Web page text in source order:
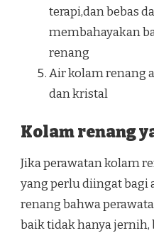
terapi,dan bebas
membahayakan
renang
Air kolam renang
dan kristal
Kolam renang
Jika perawatan kolam
yang perlu diingat bagi
renang bahwa
baik tidak hanya